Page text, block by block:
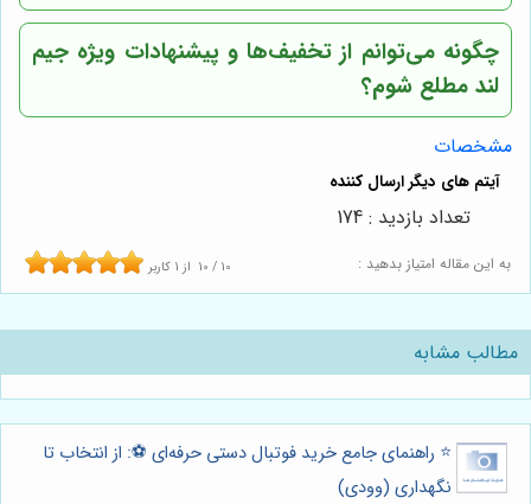
چگونه می‌توانم از تخفیف‌ها و پیشنهادات ویژه جیم
لند مطلع شوم؟
مشخصات
به این مقاله امتیاز بدهید : 10 / 10 از 1 کاربر
تعداد بازدید : 174
مطالب مشابه
⭐️ راهنمای جامع خرید فوتبال دستی حرفه‌ای ⚽️: از انتخاب تا
نگهداری (وودی)